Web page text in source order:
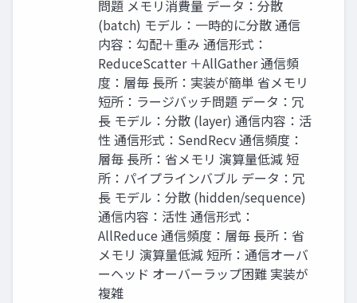
問題 メモリ消費量 データ：分散
(batch) モデル：一時的に分散 通信
内容：勾配＋重み 通信形式：
ReduceScatter ＋AllGather 通信頻
度：層毎 長所：実装が簡単 省メモリ
短所：ラージバッチ問題 データ：冗
長 モデル：分散 (layer) 通信内容：活
性 通信形式：SendRecv 通信頻度：
層毎 長所：省メモリ 演算量低減 短
所：パイプラインバブル データ：冗
長 モデル：分散 (hidden/sequence)
通信内容：活性 通信形式：
AllReduce 通信頻度：層毎 長所：省
メモリ 演算量低減 短所：通信オーバ
ーヘッド オーバーラップ困難 実装が
複雑